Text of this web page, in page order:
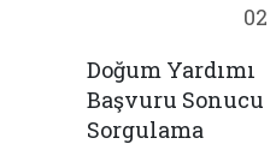
02
Doğum Yardımı
Başvuru Sonucu
Sorgulama